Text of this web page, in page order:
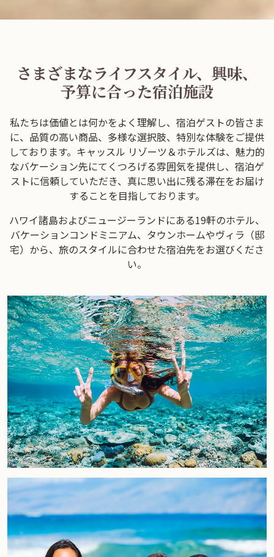
さまざまなライフスタイル、興味、
予算に合った宿泊施設
私たちは価値とは何かをよく理解し、宿泊ゲストの皆さま
に、品質の高い商品、多様な選択肢、特別な体験をご提供
しております。キャッスル リゾーツ＆ホテルズは、魅力的
なバケーション先にてくつろげる雰囲気を提供し、宿泊ゲ
ストに信頼していただき、真に思い出に残る滞在をお届け
することを目指しております。
ハワイ諸島およびニュージーランドにある19軒のホテル、
バケーションコンドミニアム、タウンホームやヴィラ（邸
宅）から、旅のスタイルに合わせた宿泊先をお選びくださ
い。